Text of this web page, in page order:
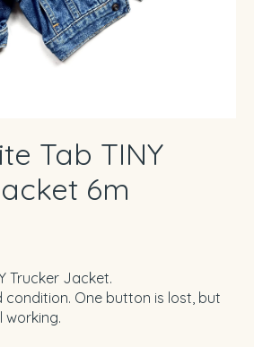
Tab TINY
6m
Trucker Jacket.
condition. One button is lost, but
working.